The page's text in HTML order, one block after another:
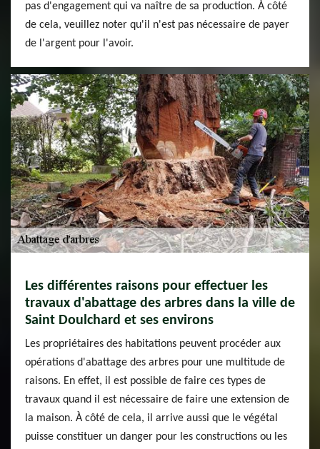
pas d'engagement qui va naître de sa production. À côté
de cela, veuillez noter qu'il n'est pas nécessaire de payer
de l'argent pour l'avoir.
Les différentes raisons pour effectuer les
travaux d'abattage des arbres dans la ville de
Saint Doulchard et ses environs
Les propriétaires des habitations peuvent procéder aux
opérations d'abattage des arbres pour une multitude de
raisons. En effet, il est possible de faire ces types de
travaux quand il est nécessaire de faire une extension de
la maison. À côté de cela, il arrive aussi que le végétal
puisse constituer un danger pour les constructions ou les